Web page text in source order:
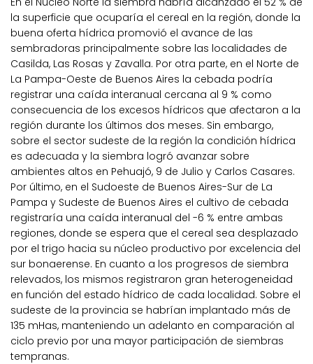
la superficie que ocuparía el cereal en la región, donde la
buena oferta hídrica promovió el avance de las
sembradoras principalmente sobre las localidades de
Casilda, Las Rosas y Zavalla. Por otra parte, en el Norte de
La Pampa-Oeste de Buenos Aires la cebada podría
registrar una caída interanual cercana al 9 % como
consecuencia de los excesos hídricos que afectaron a la
región durante los últimos dos meses. Sin embargo,
sobre el sector sudeste de la región la condición hídrica
es adecuada y la siembra logró avanzar sobre
ambientes altos en Pehuajó, 9 de Julio y Carlos Casares.
Por último, en el Sudoeste de Buenos Aires-Sur de La
Pampa y Sudeste de Buenos Aires el cultivo de cebada
registraría una caída interanual del -6 % entre ambas
regiones, donde se espera que el cereal sea desplazado
por el trigo hacia su núcleo productivo por excelencia del
sur bonaerense. En cuanto a los progresos de siembra
relevados, los mismos registraron gran heterogeneidad
en función del estado hídrico de cada localidad. Sobre el
sudeste de la provincia se habrían implantado más de
135 mHas, manteniendo un adelanto en comparación al
ciclo previo por una mayor participación de siembras
tempranas.